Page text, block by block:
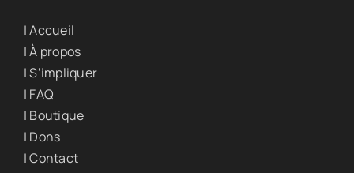
| Accueil
| À propos
| S’impliquer
| FAQ
| Boutique
| Dons
| Contact